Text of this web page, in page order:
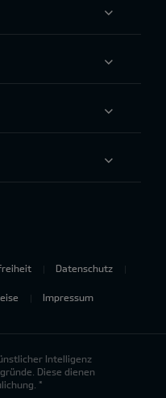
Datenschutz
Impressum
Intelligenz
Diese dienen
*